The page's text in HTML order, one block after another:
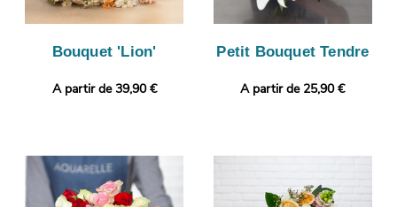
Bouquet 'Lion'
A partir de 39,90 €
Petit Bouquet Tendre
A partir de 25,90 €